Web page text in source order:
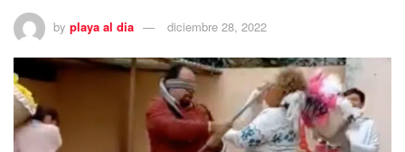
by playa al dia diciembre 28, 2022